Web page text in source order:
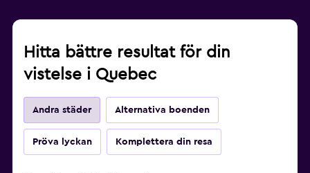
Hitta bättre resultat för din
vistelse i Quebec
Andra städer Alternativa boenden
Pröva lyckan Komplettera din resa